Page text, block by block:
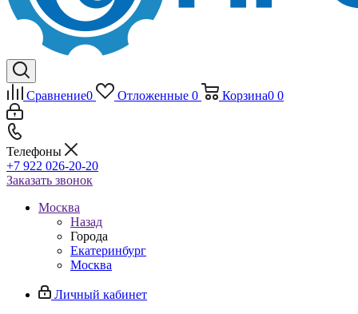
Сравнение0 Отложенные 0 Корзина0 0
Телефоны
+7 922 026-20-20
Заказать звонок
Москва
Назад
Города
Екатеринбург
Москва
Личный кабинет